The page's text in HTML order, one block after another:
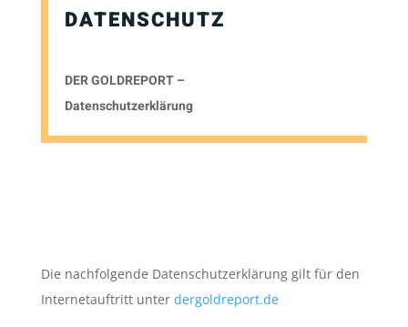
DATENSCHUTZ
DER GOLDREPORT –
Datenschutzerklärung
Die nachfolgende Datenschutzerklärung gilt für den
Internetauftritt unter dergoldreport.de